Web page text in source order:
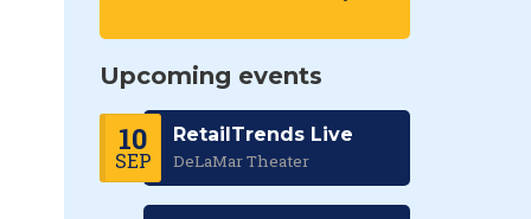
Upcoming events
10
SEP
RetailTrends Live
DeLaMar Theater